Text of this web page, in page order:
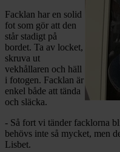
Facklan har en solid
fot som gör att den
står stadigt på
bordet. Ta av locket,
skruva ut
vekhållaren och häll
i fotogen. Facklan är
enkel både att tända
och släcka.
- Så fort vi tänder facklorna
behövs inte så mycket, men
Lisbet.